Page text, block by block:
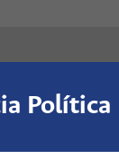
Política